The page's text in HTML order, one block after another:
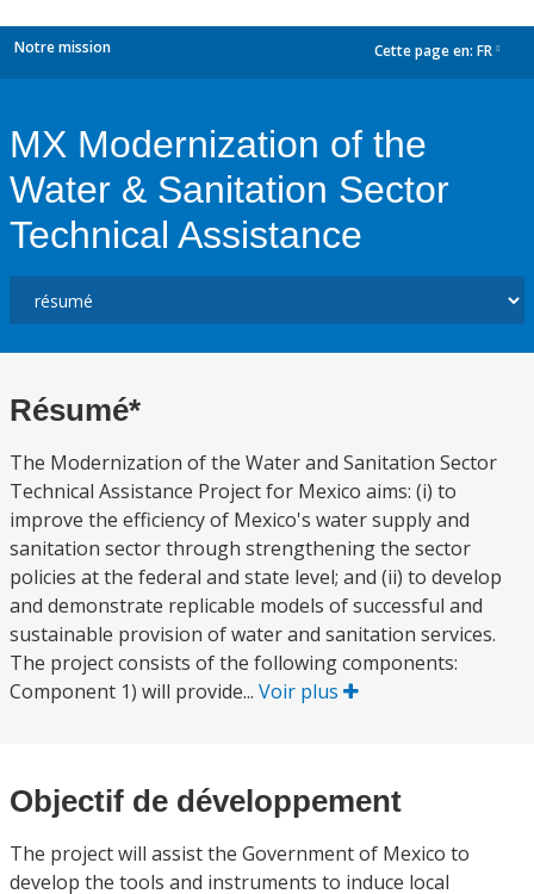
Notre mission Cette page en: FR
MX Modernization of the
Water & Sanitation Sector
Technical Assistance
Résumé*
The Modernization of the Water and Sanitation Sector
Technical Assistance Project for Mexico aims: (i) to
improve the efficiency of Mexico's water supply and
sanitation sector through strengthening the sector
policies at the federal and state level; and (ii) to develop
and demonstrate replicable models of successful and
sustainable provision of water and sanitation services.
The project consists of the following components:
Component 1) will provide... Voir plus
Objectif de développement
The project will assist the Government of Mexico to
develop the tools and instruments to induce local